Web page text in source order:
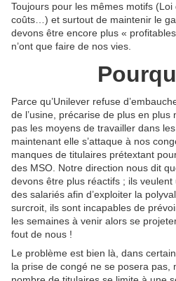
Toujours pour les mêmes motifs (Loi
coûts…) et surtout de maintenir le
devons être encore plus «
n’ont que faire de nos vies.
Parce qu’Unilever refuse
de l’usine, précarise de plus en
pas les moyens de travailler dans
maintenant elle s’attaque à nos
manques de titulaires prétextant
des MSO. Notre direction nous dit
devons être plus réactifs ; ils
des salariés afin d’exploiter la
surcroit, ils sont incapables de
les semaines à venir alors se
fout de nous !
Le problème est bien là, dans
la prise de congé ne se posera pas,